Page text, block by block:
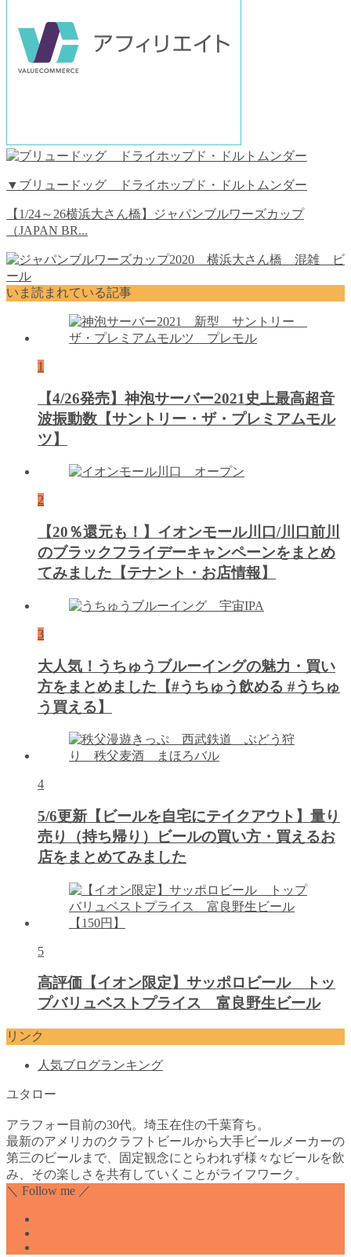
▼ブリュードッグ ドライホップド・ドルトムンダー
【1/24～26横浜大さん橋】ジャパンブルワーズカップ
（JAPAN BR...
いま読まれている記事
1
【4/26発売】神泡サーバー2021史上最高超音
波振動数【サントリー・ザ・プレミアムモル
ツ】
2
【20％還元も！】イオンモール川口/川口前川
のブラックフライデーキャンペーンをまとめ
てみました【テナント・お店情報】
3
大人気！うちゅうブルーイングの魅力・買い
方をまとめました【#うちゅう飲める #うちゅ
う買える】
4
5/6更新【ビールを自宅にテイクアウト】量り
売り（持ち帰り）ビールの買い方・買えるお
店をまとめてみました
5
高評価【イオン限定】サッポロビール トッ
プバリュベストプライス 富良野生ビール
リンク
人気ブログランキング
ユタロー
アラフォー目前の30代。埼玉在住の千葉育ち。
最新のアメリカのクラフトビールから大手ビールメーカーの
第三のビールまで、固定観念にとらわれず様々なビールを飲
み、その楽しさを共有していくことがライフワーク。
＼ Follow me ／